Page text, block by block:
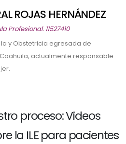
ROJAS HERNÁNDEZ
Profesional. 11527410
y Obstetricia egresada de
actualmente responsable
proceso: Videos
la ILE para pacientes